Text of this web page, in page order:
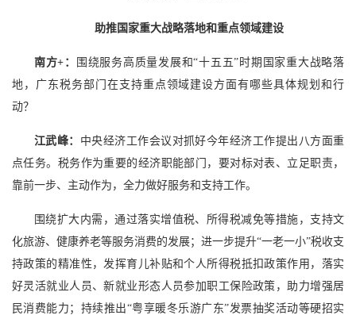
助推国家重大战略落地和重点领域建设
南方+：
围绕服务高质量发展和“十五五”时期国家重大战略落
地，广东税务部门在支持重点领域建设方面有哪些具体规划和行
动？
江武峰： 中央经济工作会议对抓好今年经济工作提出八方面重
点任务。税务作为重要的经济职能部门，要对标对表、立足职责，
靠前一步、主动作为，全力做好服务和支持工作。
围绕扩大内需，通过落实增值税、所得税减免等措施，支持文
化旅游、健康养老等服务消费的发展；进一步提升“一老一小”税收支
持政策的精准性，发挥育儿补贴和个人所得税抵扣政策作用，落实
好灵活就业人员、新就业形态人员参加职工保险政策，助力增强居
民消费能力；持续推出“粤享暖冬乐游广东”发票抽奖活动等硬招实